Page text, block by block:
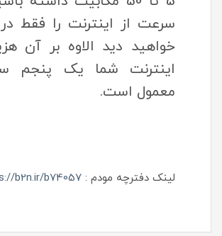
سرعت از اینترنت را فقط
خواهید دید الاوه بر آن
اینترنت شما یک پنجم
معمول است.
لینک دفترچه مودم : b2n.ir/b74057